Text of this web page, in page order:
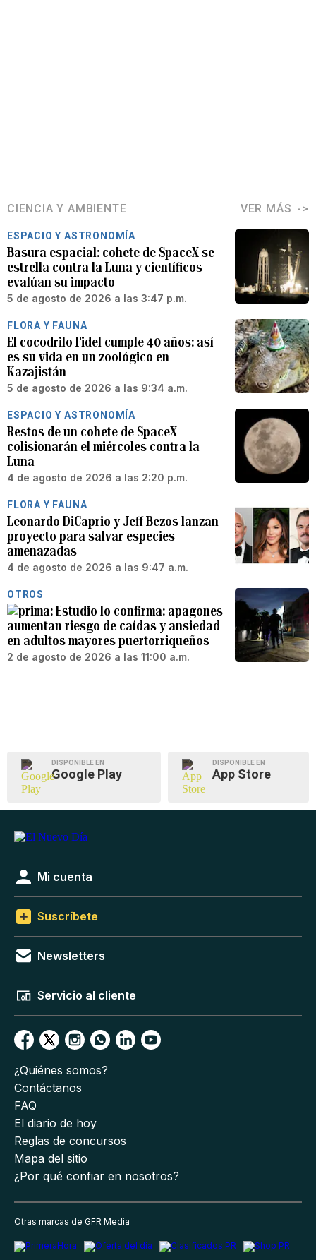
CIENCIA Y AMBIENTE VER MÁS
ESPACIO Y ASTRONOMÍA
Basura espacial: cohete de SpaceX se
estrella contra la Luna y científicos
evalúan su impacto
5 de agosto de 2026 a las 3:47 p.m.
FLORA Y FAUNA
El cocodrilo Fidel cumple 40 años: así
es su vida en un zoológico en
Kazajistán
5 de agosto de 2026 a las 9:34 a.m.
ESPACIO Y ASTRONOMÍA
Restos de un cohete de SpaceX
colisionarán el miércoles contra la
Luna
4 de agosto de 2026 a las 2:20 p.m.
FLORA Y FAUNA
Leonardo DiCaprio y Jeff Bezos lanzan
proyecto para salvar especies
amenazadas
4 de agosto de 2026 a las 9:47 a.m.
OTROS
Estudio lo confirma: apagones
aumentan riesgo de caídas y ansiedad
en adultos mayores puertorriqueños
2 de agosto de 2026 a las 11:00 a.m.
DISPONIBLE EN
Google Play
DISPONIBLE EN
App Store
Mi cuenta
Suscríbete
Newsletters
Servicio al cliente
¿Quiénes somos?
Contáctanos
FAQ
El diario de hoy
Reglas de concursos
Mapa del sitio
¿Por qué confiar en nosotros?
Otras marcas de GFR Media